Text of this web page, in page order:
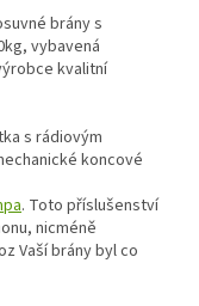
brány s
vybavená
kvalitní
s rádiovým
koncové
. Toto příslušenství
nicméně
Vaší brány byl co